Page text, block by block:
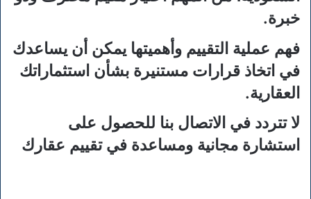
خبرة.
فهم عملية التقييم وأهميتها يمكن أن يساعدك
في اتخاذ قرارات مستنيرة بشأن استثماراتك
العقارية.
لا تتردد في الاتصال بنا للحصول على
استشارة مجانية ومساعدة في تقييم عقارك